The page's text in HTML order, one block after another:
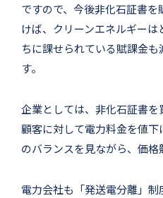
ですので、今後非化石証書
けば、クリーンエネルギー
ちに課せられている賦課金
す。
企業としては、非化石証書
顧客に対して電力料金を値
のバランスを見ながら、価格
電力会社も「発送電分離」